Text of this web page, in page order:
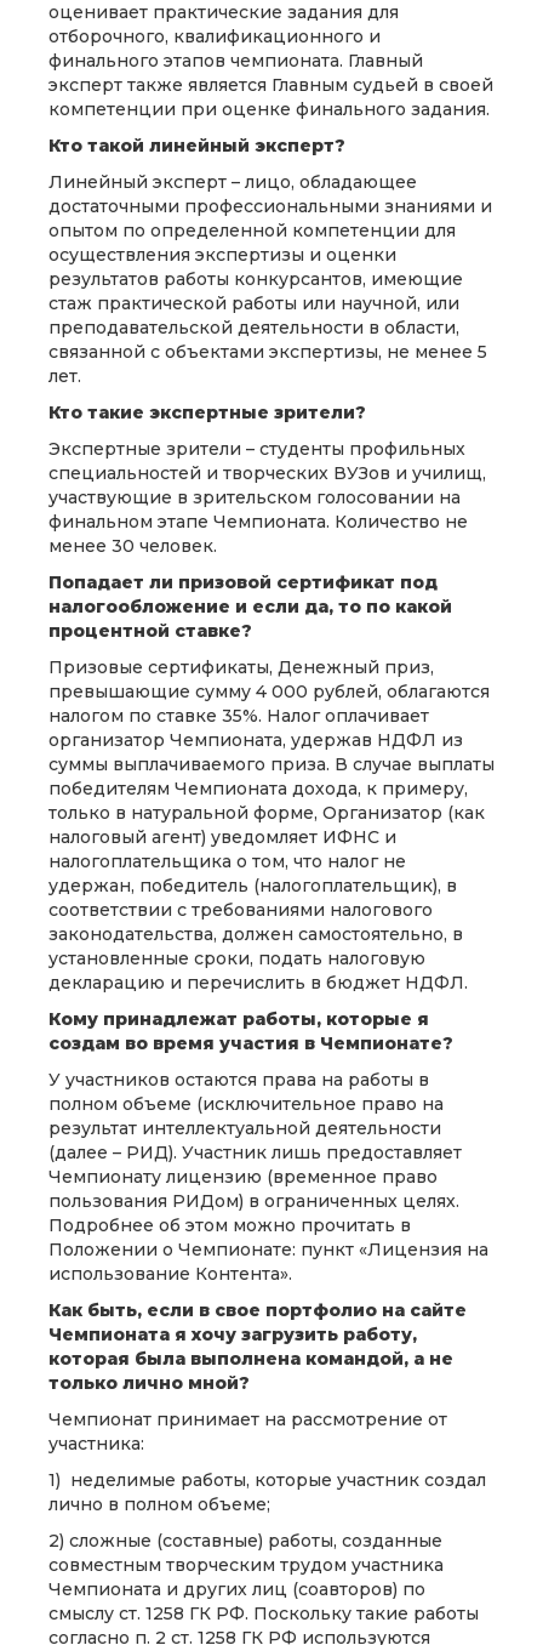
оценивает практические задания для
отборочного, квалификационного и
финального этапов чемпионата. Главный
эксперт также является Главным судьей в своей
компетенции при оценке финального задания.
Кто такой линейный эксперт?
Линейный эксперт – лицо, обладающее
достаточными профессиональными знаниями и
опытом по определенной компетенции для
осуществления экспертизы и оценки
результатов работы конкурсантов, имеющие
стаж практической работы или научной, или
преподавательской деятельности в области,
связанной с объектами экспертизы, не менее 5
лет.
Кто такие экспертные зрители?
Экспертные зрители – студенты профильных
специальностей и творческих ВУЗов и училищ,
участвующие в зрительском голосовании на
финальном этапе Чемпионата. Количество не
менее 30 человек.
Попадает ли призовой сертификат под
налогообложение и если да, то по какой
процентной ставке?
Призовые сертификаты, Денежный приз,
превышающие сумму 4 000 рублей, облагаются
налогом по ставке 35%. Налог оплачивает
организатор Чемпионата, удержав НДФЛ из
суммы выплачиваемого приза. В случае выплаты
победителям Чемпионата дохода, к примеру,
только в натуральной форме, Организатор (как
налоговый агент) уведомляет ИФНС и
налогоплательщика о том, что налог не
удержан, победитель (налогоплательщик), в
соответствии с требованиями налогового
законодательства, должен самостоятельно, в
установленные сроки, подать налоговую
декларацию и перечислить в бюджет НДФЛ.
Кому принадлежат работы, которые я
создам во время участия в Чемпионате?
У участников остаются права на работы в
полном объеме (исключительное право на
результат интеллектуальной деятельности
(далее – РИД). Участник лишь предоставляет
Чемпионату лицензию (временное право
пользования РИДом) в ограниченных целях.
Подробнее об этом можно прочитать в
Положении о Чемпионате: пункт «Лицензия на
использование Контента».
Как быть, если в свое портфолио на сайте
Чемпионата я хочу загрузить работу,
которая была выполнена командой, а не
только лично мной?
Чемпионат принимает на рассмотрение от
участника:
1) неделимые работы, которые участник создал
лично в полном объеме;
2) сложные (составные) работы, созданные
совместным творческим трудом участника
Чемпионата и других лиц (соавторов) по
смыслу ст. 1258 ГК РФ. Поскольку такие работы
согласно п. 2 ст. 1258 ГК РФ используются